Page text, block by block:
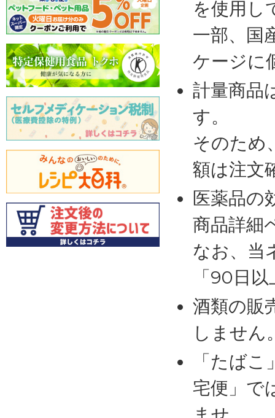
を使用し
一部、国
ケージに
計量商品
す。
そのため
額は注文
医薬品の
商品詳細
なお、当
「90日
酒類の販
しません
「たば
宅便」で